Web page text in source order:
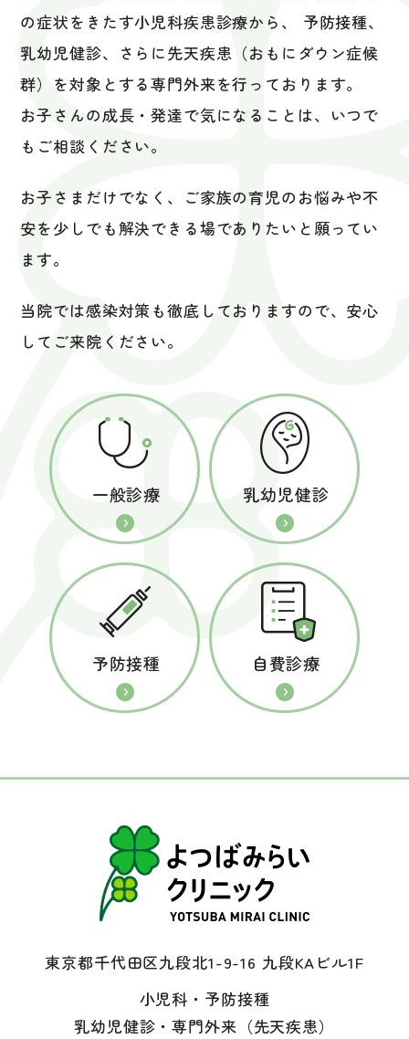
の症状をきたす小児科疾患診療から、
予防接種、
乳幼児健診、さらに先天疾患（おもにダウン症候
群）を対象とする専門外来を行っております。
お子さんの成長・発達で気になることは、いつで
もご相談ください。
お子さまだけでなく、ご家族の育児のお悩みや不
安を少しでも解決できる場でありたいと願ってい
ます。
当院では感染対策も徹底しておりますので、安心
してご来院ください。
一般診療 乳幼児健診
予防接種 自費診療
東京都千代田区九段北1-9-16 九段KAビル1F
小児科・予防接種
乳幼児健診・専門外来（先天疾患）